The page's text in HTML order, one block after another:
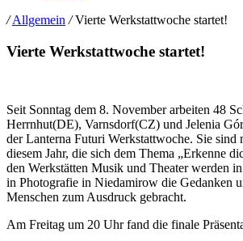
/ Allgemein / Vierte Werkstattwoche startet!
Vierte Werkstattwoche startet!
Seit Sonntag dem 8. November arbeiten 48
Herrnhut(DE), Varnsdorf(CZ) und Jelenia
der Lanterna Futuri Werkstattwoche. Sie sind
diesem Jahr, die sich dem Thema „Erkenne
den Werkstätten Musik und Theater werden
in Photografie in Niedamirow die Gedanken
Menschen zum Ausdruck gebracht.
Am Freitag um 20 Uhr fand die finale